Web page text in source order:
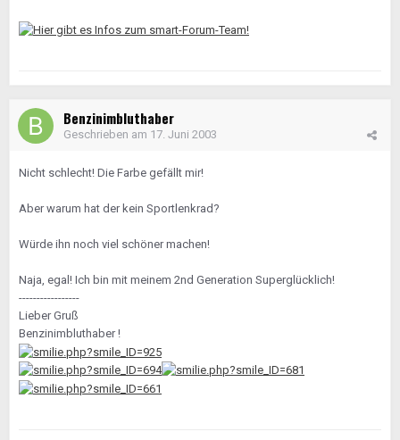
Benzinimbluthaber
Geschrieben am 17. Juni 2003
Nicht schlecht! Die Farbe gefällt mir!
Aber warum hat der kein Sportlenkrad?
Würde ihn noch viel schöner machen!
Naja, egal! Ich bin mit meinem 2nd Generation Superglücklich!
-----------------
Lieber Gruß
Benzinimbluthaber !